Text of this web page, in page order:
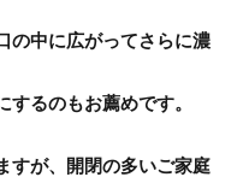
の中に広がってさらに濃
るのもお薦めです。
すが、開閉の多いご家庭